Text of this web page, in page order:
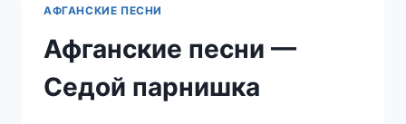
АФГАНСКИЕ ПЕСНИ
Афганские песни —
Седой парнишка